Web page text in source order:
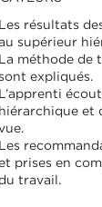
Les résultats
supérieur
La méthode de
sont expliqués.
L’apprenti
hiérarchique et
Les
prises en
travail.